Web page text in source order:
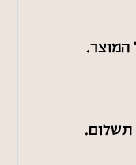
המוצר.
תשלום.